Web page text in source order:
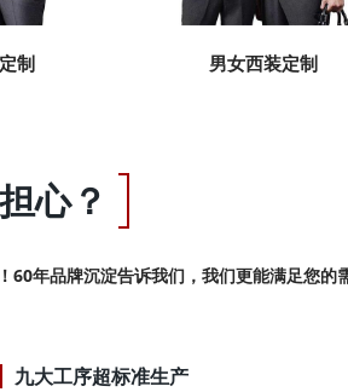
制 男女西装定制
心？
年品牌沉淀告诉我们，我们更能满足您的
九大工序超标准生产